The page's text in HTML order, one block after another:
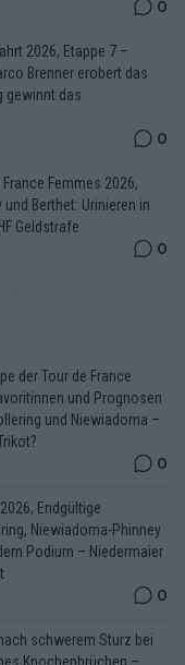
0
2026, Etappe 7 –
Brenner erobert das
gewinnt das
0
Femmes 2026,
und Berthet: Urinieren in
Geldstrafe
0
der Tour de France
und Prognosen
und Niewiadoma –
0
Endgültige
Niewiadoma-Phinney
Podium – Niedermaier
0
schwerem Sturz bei
Knochenbrüchen –